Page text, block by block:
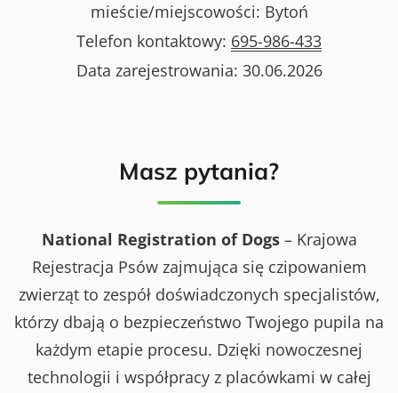
mieście/miejscowości: Bytoń
Telefon kontaktowy: 695-986-433
Data zarejestrowania: 30.06.2026
Masz pytania?
National Registration of Dogs– Krajowa
Rejestracja Psów zajmująca się czipowaniem
zwierząt to zespół doświadczonych specjalistów,
którzy dbają o bezpieczeństwo Twojego pupila na
każdym etapie procesu. Dzięki nowoczesnej
technologii i współpracy z placówkami w całej